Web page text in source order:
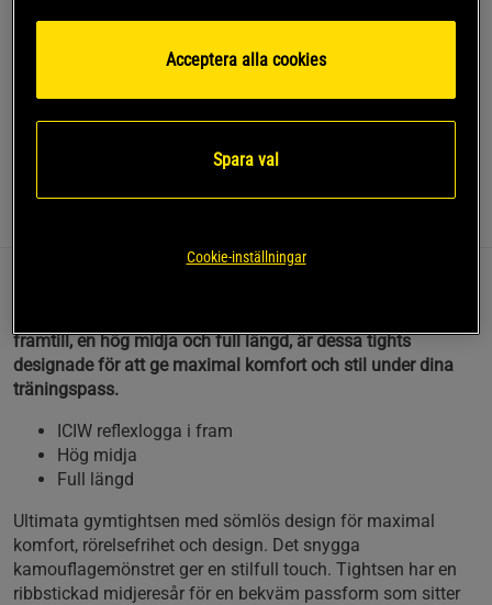
Seamless Tights. Med en iögonfallande ICIW-reflexlogga
framtill, en hög midja och full längd, är dessa tights
designade för att ge maximal komfort och stil under dina
träningspass.
framtill, en hög midja och full längd, är dessa tights
designade för att ge maximal komfort och stil under dina
träningspass.
ICIW reflexlogga i fram
Hög midja
Full längd
Ultimata gymtightsen med sömlös design för maximal
komfort, rörelsefrihet och design. Det snygga
kamouflagemönstret ger en stilfull touch. Tightsen har en
ribbstickad midjeresår för en bekväm passform som sitter
Acceptera alla cookies
Spara val
Cookie-inställningar